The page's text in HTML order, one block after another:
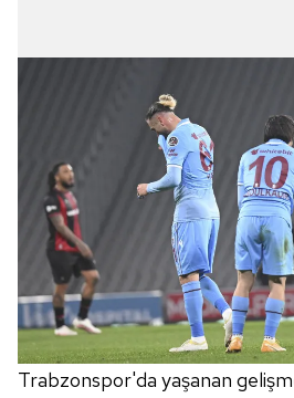
Trabzonspor'da yaşanan